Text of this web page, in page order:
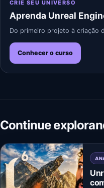
CRIE SEU UNIVERSO
Aprenda Unreal
Do primeiro projeto à criação
Conhecer o curso
Continue